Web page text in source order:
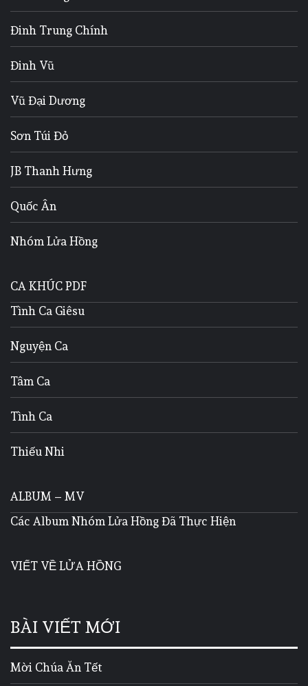
Đinh Trung Chính
Đinh Vũ
Vũ Đại Dương
Sơn Túi Đỏ
JB Thanh Hưng
Quốc Ân
Nhóm Lửa Hồng
CA KHÚC PDF
Tình Ca Giêsu
Nguyện Ca
Tâm Ca
Tình Ca
Thiếu Nhi
ALBUM – MV
Các Album Nhóm Lửa Hồng Đã Thực Hiện
VIẾT VỀ LỬA HỒNG
BÀI VIẾT MỚI
Mời Chúa Ăn Tết